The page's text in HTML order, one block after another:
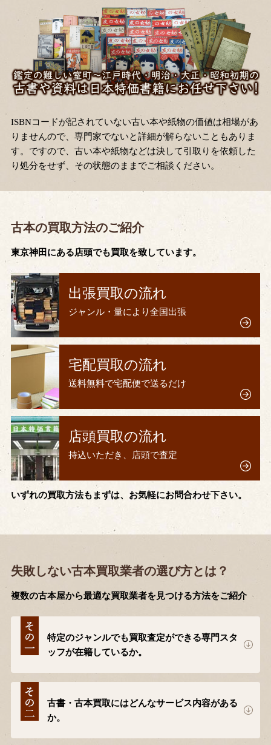
ISBNコードが記されていない古い本や紙物の価値は相場があ
りませんので、専門家でないと詳細が解らないこともありま
す。ですので、古い本や紙物などは決して引取りを依頼した
り処分をせず、その状態のままでご相談ください。
古本の買取方法のご紹介
東京神田にある店頭でも買取を致しています。
出張買取の流れ
ジャンル・量により全国出張
宅配買取の流れ
送料無料で宅配便で送るだけ
店頭買取の流れ
持込いただき、店頭で査定
いずれの買取方法もまずは、お気軽にお問合わせ下さい。
失敗しない古本買取業者の選び方とは？
複数の古本屋から最適な買取業者を見つける方法をご紹介
特定のジャンルでも買取査定ができる専門スタ
ッフが在籍しているか。
古書・古本買取にはどんなサービス内容がある
か。